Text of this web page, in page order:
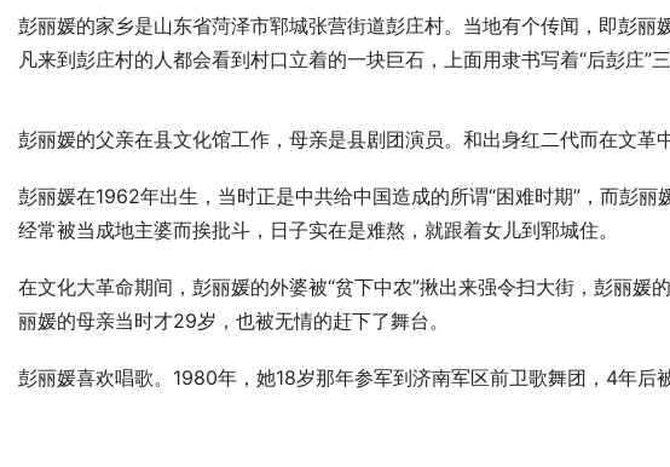
彭丽媛的家乡是山东省菏泽市郓城张营街道彭庄村。当地有个传闻，即彭
凡来到彭庄村的人都会看到村口立着的一块巨石，上面用隶书写着“后彭庄”三
彭丽媛的父亲在县文化馆工作，母亲是县剧团演员。和出身红二代而在文
彭丽媛在1962年出生，当时正是中共给中国造成的所谓“困难时期”，而彭
经常被当成地主婆而挨批斗，日子实在是难熬，就跟着女儿到郓城住。
在文化大革命期间，彭丽媛的外婆被“贫下中农”揪出来强令扫大街，彭丽媛
丽媛的母亲当时才29岁，也被无情的赶下了舞台。
彭丽媛喜欢唱歌。1980年，她18岁那年参军到济南军区前卫歌舞团，4年后